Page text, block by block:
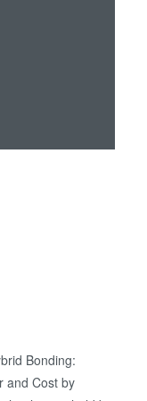
Bonding:
and Cost by